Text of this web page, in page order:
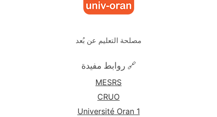
مصلحة التعليم عن بُعد
🔗 روابط مفيدة
MESRS
CRUO
Université Oran 1